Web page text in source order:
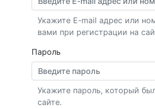
Укажите E-mail адрес или
вами при регистрации на
Пароль
Укажите пароль, который
сайте.